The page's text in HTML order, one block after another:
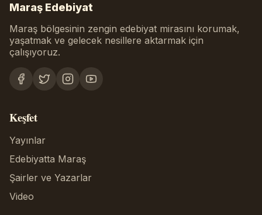
Maraş Edebiyat
Maraş bölgesinin zengin edebiyat mirasını korumak,
yaşatmak ve gelecek nesillere aktarmak için
çalışıyoruz.
Keşfet
Yayınlar
Edebiyatta Maraş
Şairler ve Yazarlar
Video